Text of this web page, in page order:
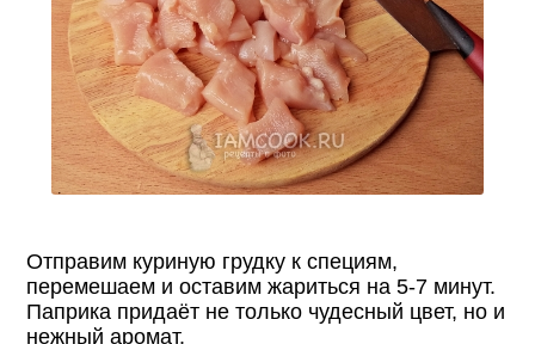
Отправим куриную грудку к специям,
перемешаем и оставим жариться на 5-7 минут.
Паприка придаёт не только чудесный цвет, но и
нежный аромат.